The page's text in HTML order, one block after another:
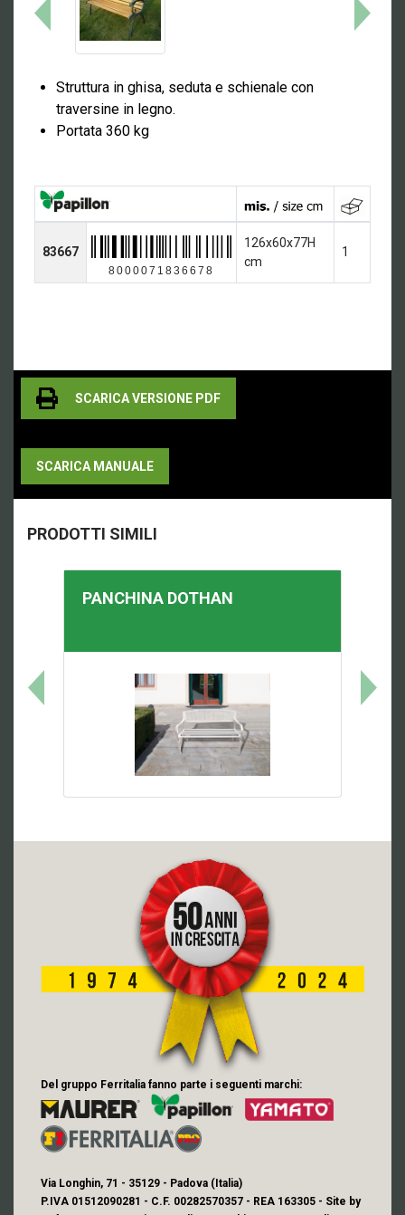
Struttura in ghisa, seduta e schienale con
traversine in legno.
Portata 360 kg
83667
8000071836678
126x60x77H
cm
1
SCARICA VERSIONE PDF
SCARICA MANUALE
PRODOTTI SIMILI
PANCHINA DOTHAN
Via Longhin, 71 - 35129 - Padova (Italia)
P.IVA 01512090281 - C.F. 00282570357 - REA 163305 - Site by
Del gruppo Ferritalia fanno parte i seguenti marchi: